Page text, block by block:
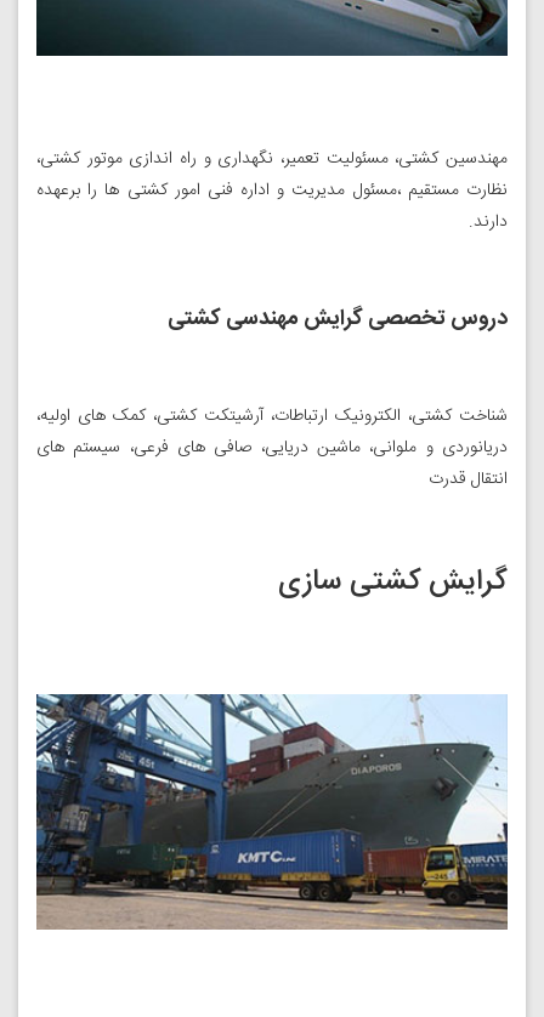
مهندسین کشتی، مسئولیت تعمیر، نگهداری و راه اندازی موتور کشتی،
نظارت مستقیم ،مسئول مدیریت و اداره فنی امور کشتی ها را برعهده
دارند.
دروس تخصصی گرایش مهندسی کشتی
شناخت کشتی، الکترونیک ارتباطات، آرشیتکت کشتی، کمک های اولیه،
دریانوردی و ملوانی، ماشین دریایی، صافی های فرعی، سیستم های
انتقال قدرت
گرایش کشتی سازی